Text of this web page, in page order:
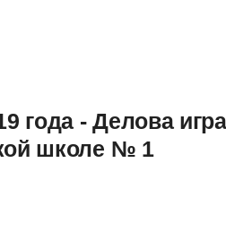
года - Делова
школе № 1